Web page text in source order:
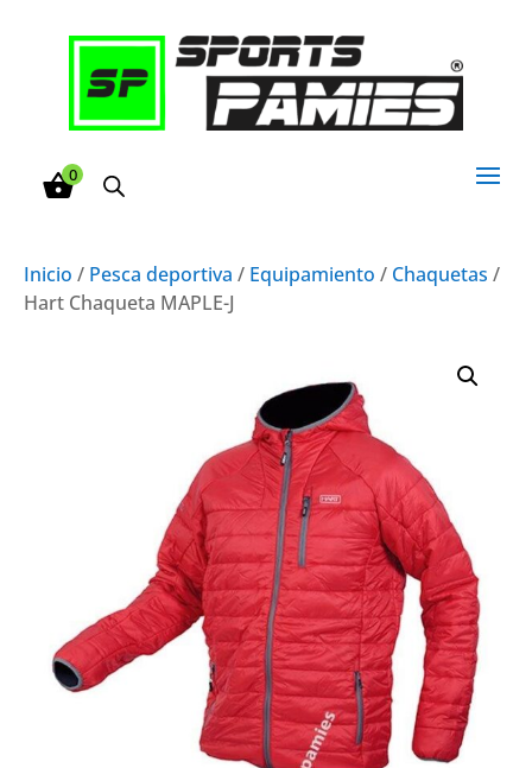
0
Inicio / Pesca deportiva / Equipamiento / Chaquetas /
Hart Chaqueta MAPLE-J